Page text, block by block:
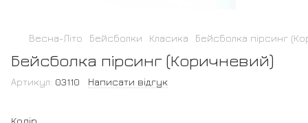
Весна-Літо Бейсболки Класика Бейсболка пірсинг
Бейсболка пірсинг (Коричневий)
Артикул: 03110 Написати відгук